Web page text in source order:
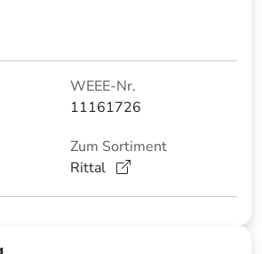
WEEE-Nr.
11161726
Zum Sortiment
Rittal